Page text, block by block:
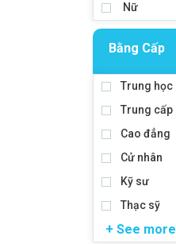
Nữ
Bằng Cấp
Trung học
Trung cấp
Cao đẳng
Cử nhân
Kỹ sư
Thạc sỹ
+ See more